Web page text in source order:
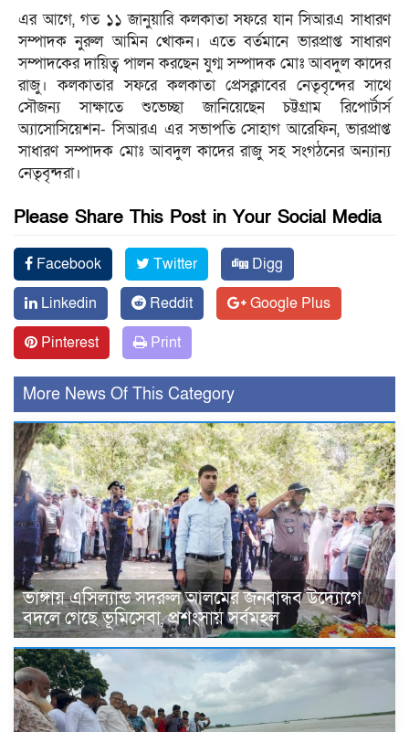
এর আগে, গত ১১ জানুয়ারি কলকাতা সফরে যান সিআরএ সাধারণ
সম্পাদক নুরুল আমিন খোকন। এতে বর্তমানে ভারপ্রাপ্ত সাধারণ
সম্পাদকের দায়িত্ব পালন করছেন যুগ্ম সম্পাদক মোঃ আবদুল কাদের
রাজু। কলকাতার সফরে কলকাতা প্রেসক্লাবের নেতৃবৃন্দের সাথে
সৌজন্য সাক্ষাতে শুভেচ্ছা জানিয়েছেন চট্টগ্রাম রিপোর্টার্স
অ্যাসোসিয়েশন- সিআরএ এর সভাপতি সোহাগ আরেফিন, ভারপ্রাপ্ত
সাধারণ সম্পাদক মোঃ আবদুল কাদের রাজু সহ সংগঠনের অন্যান্য
নেতৃবৃন্দরা।
Please Share This Post in Your Social Media
Facebook Twitter
Digg
Linkedin
Reddit
Google Plus
Pinterest
Print
More News Of This Category
ভাঙ্গায় এসিল্যান্ড সদরুল আলমের জনবান্ধব উদ্যোগে
বদলে গেছে ভূমিসেবা, প্রশংসায় সর্বমহল